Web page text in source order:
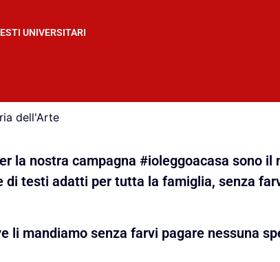
UNIVERSITARI
dell'Arte
la nostra campagna #ioleggoacasa sono il
di testi adatti per tutta la famiglia, senza
li mandiamo senza farvi pagare nessuna